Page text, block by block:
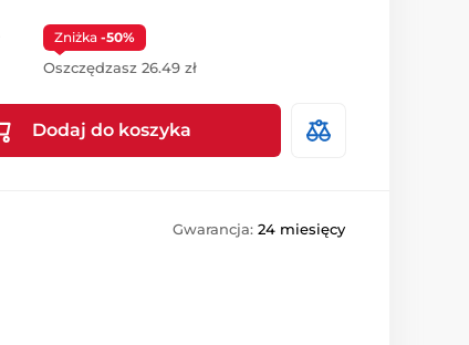
Zniżka -50%
Oszczędzasz 26.49 zł
Dodaj do koszyka
Gwarancja: 24 miesięcy